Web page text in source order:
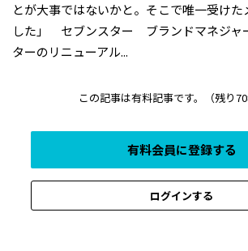
とが大事ではないかと。そこで唯一受け
した」 セブンスター ブランドマネジャ
ターのリニューアル...
この記事は有料記事です。 （残り
有料会員に登録する
ログインする